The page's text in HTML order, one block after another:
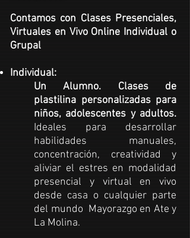
Contamos con Clases Presenciales,
Virtuales en Vivo Online Individual o
Grupal
Individual:
Un Alumno. Clases de
plastilina personalizadas para
niños, adolescentes y adultos.
Ideales para desarrollar
habilidades manuales,
concentración, creatividad y
aliviar el estres en modalidad
presencial y virtual en vivo
desde casa o cualquier parte
del mundo Mayorazgo en Ate y
La Molina.